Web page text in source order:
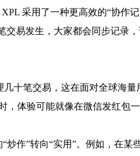
采用了一种更高效的“协
易发生，大家都会同步记录
几十笔交易，这在面对全球海
体验可能就像在微信发红包
炒作”转向“实用”。例如，在